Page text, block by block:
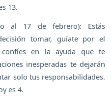
13.
al 17 de febrero): Estás
tomar, guíate por el
en la ayuda que te
inesperadas te dejarán
solo tus responsabilidades.
es 4.